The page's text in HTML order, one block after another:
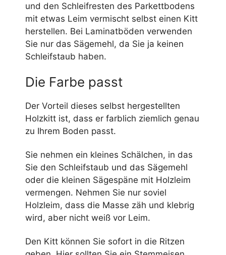
und den Schleifresten des Parkettbodens
mit etwas Leim vermischt selbst einen Kitt
herstellen. Bei Laminatböden verwenden
Sie nur das Sägemehl, da Sie ja keinen
Schleifstaub haben.
Die Farbe passt
Der Vorteil dieses selbst hergestellten
Holzkitt ist, dass er farblich ziemlich genau
zu Ihrem Boden passt.
Sie nehmen ein kleines Schälchen, in das
Sie den Schleifstaub und das Sägemehl
oder die kleinen Sägespäne mit Holzleim
vermengen. Nehmen Sie nur soviel
Holzleim, dass die Masse zäh und klebrig
wird, aber nicht weiß vor Leim.
Den Kitt können Sie sofort in die Ritzen